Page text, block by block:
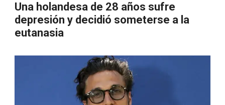
Una holandesa de 28 años sufre
depresión y decidió someterse a la
eutanasia